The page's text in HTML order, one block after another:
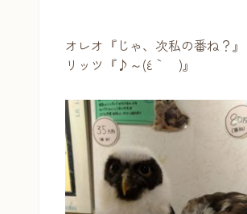
オレオ『じゃ、次私の番ね？』
リッツ『♪～(´ε｀ )』